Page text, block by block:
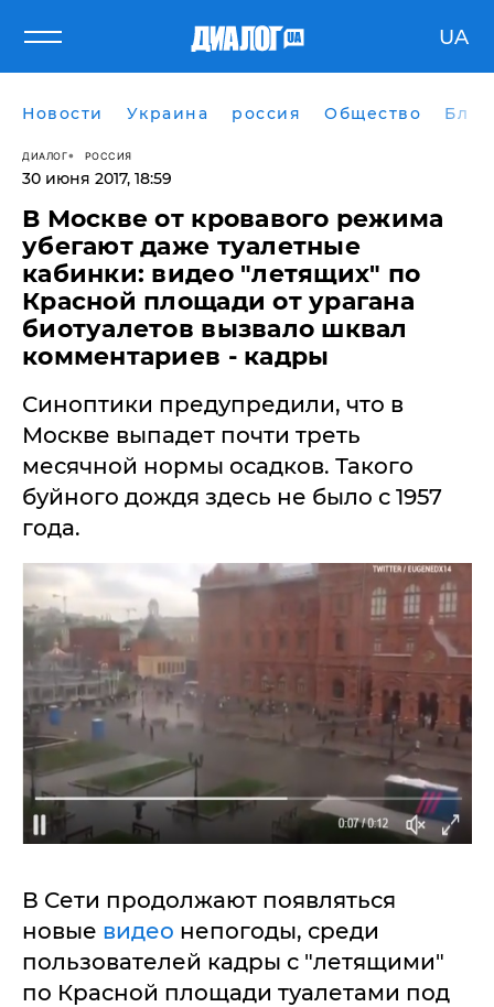
UA
Новости Украина россия Общество
ДИАЛОГ РОССИЯ
30 июня 2017, 18:59
В Москве от кровавого режима
убегают даже туалетные
кабинки: видео "летящих" по
Красной площади от урагана
биотуалетов вызвало шквал
комментариев - кадры
Синоптики предупредили, что в
Москве выпадет почти треть
месячной нормы осадков. Такого
буйного дождя здесь не было с 1957
года.
В Сети продолжают появляться
новые видео непогоды, среди
пользователей кадры с "летящими"
по Красной площади туалетами под